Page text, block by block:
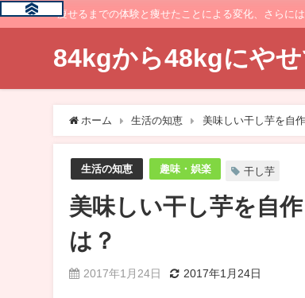
痩せるまでの体験と痩せたことによる変化、さらに
84kgから48kgにや
ホーム 生活の知恵 美味しい干し芋を自
生活の知恵 趣味・娯楽 干し芋
美味しい干し芋を自
は？
2017年1月24日 2017年1月24日